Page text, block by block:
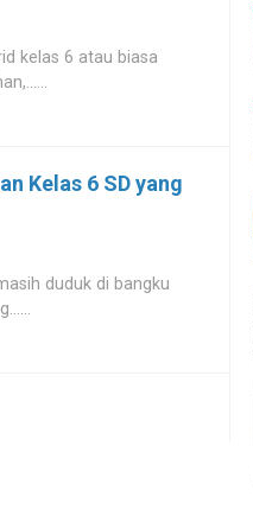
kelas 6 atau biasa
Kelas 6 SD yang
duduk di bangku